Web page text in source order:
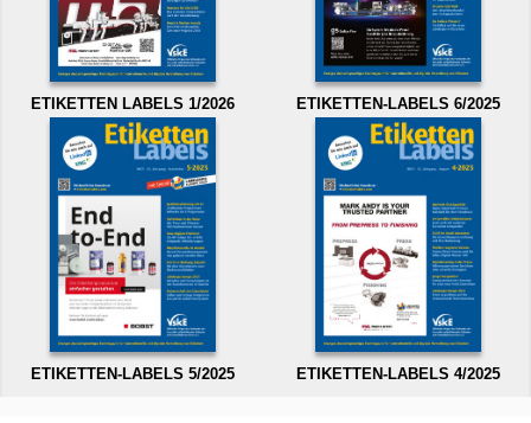
ETIKETTEN LABELS 1/2026 ETIKETTEN-LABELS 6/2025
ETIKETTEN-LABELS 5/2025 ETIKETTEN-LABELS 4/2025